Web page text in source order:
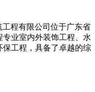
程有限公司位于广东省
业室内外装饰工程、水
工程，具备了卓越的综